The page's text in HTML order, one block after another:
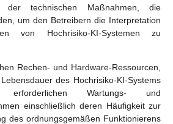
der technischen Maßnahmen, die
um den Betreibern die Interpretation
von Hochrisiko-KI-Systemen zu
Rechen- und Hardware-Ressourcen,
des Hochrisiko-KI-Systems
Wartungs- und
einschließlich deren Häufigkeit zur
des ordnungsgemäßen Funktionierens